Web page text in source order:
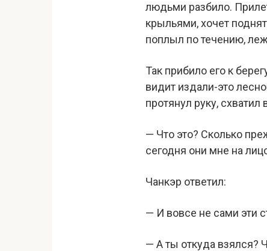
людьми разбило.
крыльями, хочет
поплыл по течению,
Так прибило его к
видит издали-это
протянул руку,
— Что это? Сколько
сегодня они мне на
Чанкэр ответил:
— И вовсе не сами эти
— А ты откуда взялся?